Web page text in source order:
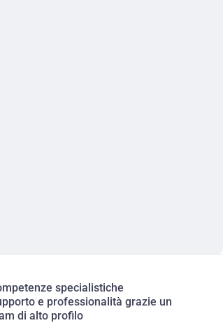
specialistiche
e professionalità grazie un
di alto profilo